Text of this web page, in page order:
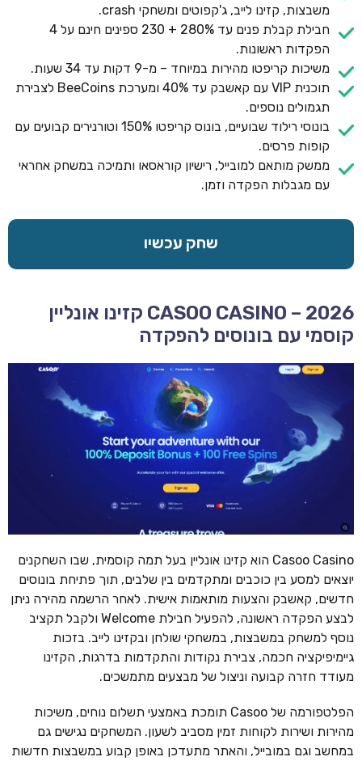
משבצות, קזינו לייב, ג'קפוטים ומשחקי crash.
חבילת קבלת פנים עד 280% + 230 ספינים חינם על 4
הפקדות ראשונות.
משיכות קריפטו מהירות במיוחד – מ-9 דקות עד 34 שעות.
תוכנית VIP עם קאשבק עד 40% ומערכת BeeCoins לצבירת
תגמולים נוספים.
בונוסי רילוד שבועיים, בונוס קריפטו 150% וטורנירים קבועים עם
קופות פרסים.
ממשק מותאם למובייל, רישיון קוראסאו ותמיכה במשחק אחראי
עם מגבלות הפקדה וזמן.
שחק עכשיו
CASOO CASINO – 2026 קזינו אונליין
קוסמי עם בונוסים להפקדה
Casoo Casino הוא קזינו אונליין בעל תמה קוסמית, שבו השחקנים
יוצאים למסע בין כוכבים ומתקדמים בין שלבים, תוך פתיחת בונוסים
חדשים, קאשבק והצעות מותאמות אישית. לאחר הרשמה מהירה ניתן
לבצע הפקדה ראשונה, להפעיל חבילת Welcome ולקבל תקציב
נוסף למשחק במשבצות, במשחקי שולחן ובקזינו לייב. בזכות
גיימיפיקציה חכמה, צבירת נקודות והתקדמות בדרגות, הקזינו
מעודד חזרה קבועה וניצול של מבצעים מתמשכים.
הפלטפורמה של Casoo תומכת באמצעי תשלום נוחים, משיכות
מהירות ושירות לקוחות זמין מסביב לשעון. המשחקים נגישים גם
במחשב וגם במובייל, והאתר מתעדכן באופן קבוע במשבצות חדשות